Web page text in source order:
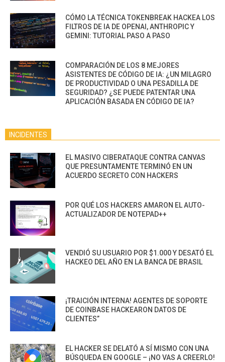
CÓMO LA TÉCNICA TOKENBREAK HACKEA LOS
FILTROS DE IA DE OPENAI, ANTHROPIC Y
GEMINI: TUTORIAL PASO A PASO
COMPARACIÓN DE LOS 8 MEJORES
ASISTENTES DE CÓDIGO DE IA: ¿UN MILAGRO
DE PRODUCTIVIDAD O UNA PESADILLA DE
SEGURIDAD? ¿SE PUEDE PATENTAR UNA
APLICACIÓN BASADA EN CÓDIGO DE IA?
INCIDENTES
EL MASIVO CIBERATAQUE CONTRA CANVAS
QUE PRESUNTAMENTE TERMINÓ EN UN
ACUERDO SECRETO CON HACKERS
POR QUÉ LOS HACKERS AMARON EL AUTO-
ACTUALIZADOR DE NOTEPAD++
VENDIÓ SU USUARIO POR $1.000 Y DESATÓ EL
HACKEO DEL AÑO EN LA BANCA DE BRASIL
¡TRAICIÓN INTERNA! AGENTES DE SOPORTE
DE COINBASE HACKEARON DATOS DE
CLIENTES”
EL HACKER SE DELATÓ A SÍ MISMO CON UNA
BÚSQUEDA EN GOOGLE – ¡NO VAS A CREERLO!